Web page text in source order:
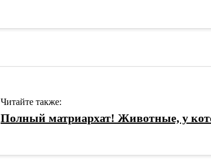
Читайте также:
Полный матриархат! Животные, у